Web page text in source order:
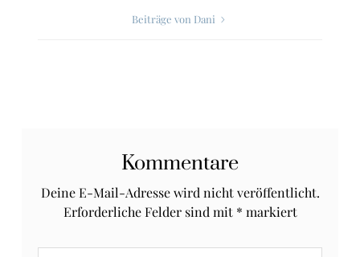
Beiträge von Dani
Kommentare
Deine E-Mail-Adresse wird nicht veröffentlicht.
Erforderliche Felder sind mit * markiert